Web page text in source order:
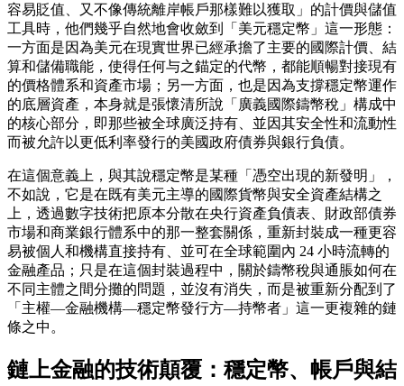
容易貶值、又不像傳統離岸帳戶那樣難以獲取」的計價與儲值
工具時，他們幾乎自然地會收斂到「美元穩定幣」這一形態：
一方面是因為美元在現實世界已經承擔了主要的國際計價、結
算和儲備職能，使得任何与之錨定的代幣，都能順暢對接現有
的價格體系和資產市場；另一方面，也是因為支撐穩定幣運作
的底層資產，本身就是張懷清所說「廣義國際鑄幣稅」構成中
的核心部分，即那些被全球廣泛持有、並因其安全性和流動性
而被允許以更低利率發行的美國政府債券與銀行負債。
在這個意義上，與其說穩定幣是某種「憑空出現的新發明」，
不如說，它是在既有美元主導的國際貨幣與安全資產結構之
上，透過數字技術把原本分散在央行資產負債表、財政部債券
市場和商業銀行體系中的那一整套關係，重新封裝成一種更容
易被個人和機構直接持有、並可在全球範圍內 24 小時流轉的
金融產品；只是在這個封裝過程中，關於鑄幣稅與通脹如何在
不同主體之間分攤的問題，並沒有消失，而是被重新分配到了
「主權—金融機構—穩定幣發行方—持幣者」這一更複雜的鏈
條之中。
鏈上金融的技術顛覆：穩定幣、帳戶與結